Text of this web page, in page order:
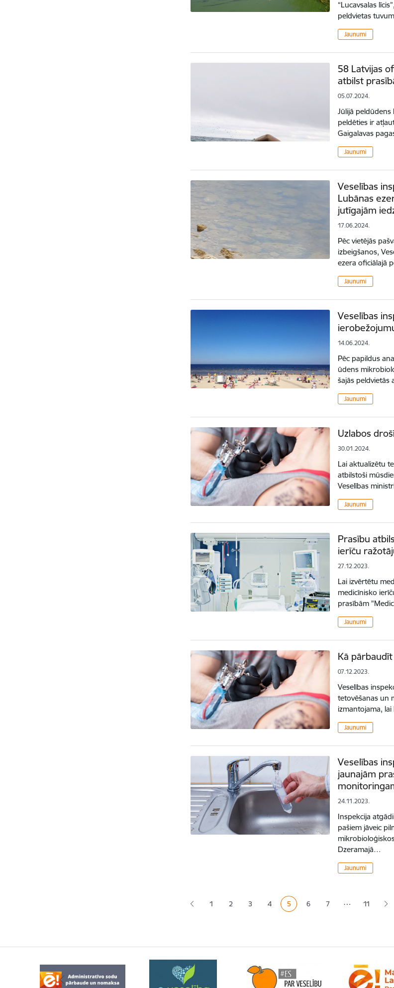
“Lucavsalas
peldvietas
Jaunumi
58 Latvijas
atbilst
05.07.2024.
Jūlijā
peldēties ir
Gaigalavas
Jaunumi
Veselības
Lubānas
jutīgajām
17.06.2024.
Pēc vietējās
izbeigšanos,
ezera oficiālajā
Jaunumi
Veselības
14.06.2024.
Pēc papildus
ūdens
šajās
Jaunumi
Uzlabos
30.01.2024.
Lai aktualizētu
atbilstoši
Veselības
Jaunumi
Prasību
ierīču
27.12.2023.
Lai izvērtētu
medicīnisko
prasībām
Jaunumi
Kā
07.12.2023.
Veselības
tetovēšanas un
izmantojama,
Jaunumi
Veselības
jaunajām
24.11.2023.
Inspekcija
pašiem jāveic
Dzeramajā…
Jaunumi
1 Lapa
2 Lapa
3 Lapa
4 Pašreizējā lapa
5 Lapa
6 Lapa
7 … 11